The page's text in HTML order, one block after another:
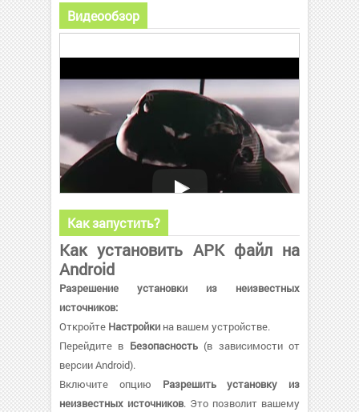
Видеообзор
Как запустить?
Как установить APK файл на
Android
Разрешение установки из неизвестных
источников:
Откройте Настройки на вашем устройстве.
Перейдите в Безопасность(в зависимости от
версии Android).
Включите опцию Разрешить установку из
неизвестных источников. Это позволит вашему